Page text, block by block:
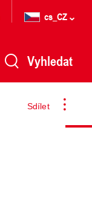
cs_CZ
Vyhledat
Sdílet